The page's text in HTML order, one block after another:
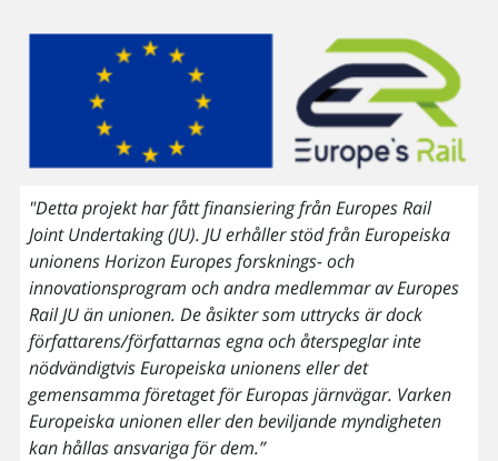
"Detta projekt har fått finansiering från Europes Rail
Joint Undertaking (JU). JU erhåller stöd från Europeiska
unionens Horizon Europes forsknings- och
innovationsprogram och andra medlemmar av Europes
Rail JU än unionen. De åsikter som uttrycks är dock
författarens/författarnas egna och återspeglar inte
nödvändigtvis Europeiska unionens eller det
gemensamma företaget för Europas järnvägar. Varken
Europeiska unionen eller den beviljande myndigheten
kan hållas ansvariga för dem.”